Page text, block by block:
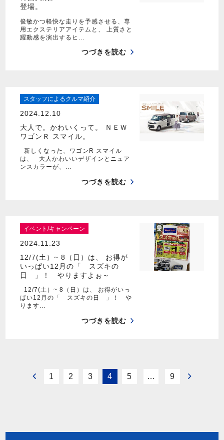
登場。
俊敏かつ軽快な走りを予感させる、専
用エクステリアアイテムと、 上質さと
躍動感を演出するヒ…
つづきを読む
スタッフによるクルマ紹介
2024.12.10
大人で。かわいくって。 ＮＥＷ
ワゴンＲ スマイル。
新しくなった、ワゴンR スマイル
は、 大人かわいいデザインとニュア
ンスカラーが、…
つづきを読む
イベント/キャンペーン
2024.11.23
12/7(土）~ 8（日）は、 お得が
いっぱい12月の「 スズキの
日 」！ やりますよぉ～
12/7(土）~ 8（日）は、 お得がいっ
ぱい12月の「 スズキの日 」！ や
ります…
つづきを読む
1 2 3 4 5 … 9